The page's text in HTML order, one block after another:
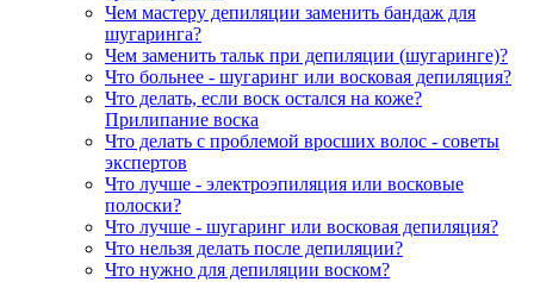
Чем мастеру депиляции заменить бандаж для
шугаринга?
Чем заменить тальк при депиляции (шугаринге)?
Что больнее - шугаринг или восковая депиляция?
Что делать, если воск остался на коже?
Прилипание воска
Что делать с проблемой вросших волос - советы
экспертов
Что лучше - электроэпиляция или восковые
полоски?
Что лучше - шугаринг или восковая депиляция?
Что нельзя делать после депиляции?
Что нужно для депиляции воском?